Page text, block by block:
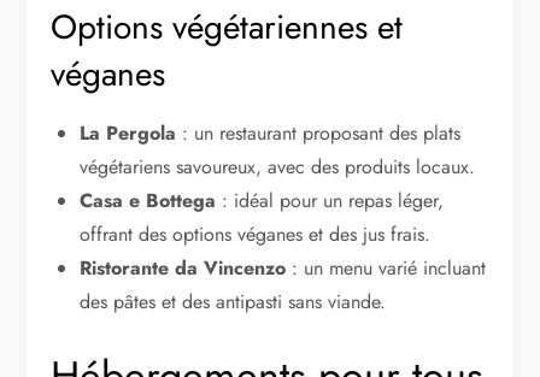
Options végétariennes et
véganes
La Pergola : un restaurant proposant des plats
végétariens savoureux, avec des produits locaux.
Casa e Bottega : idéal pour un repas léger,
offrant des options véganes et des jus frais.
Ristorante da Vincenzo : un menu varié incluant
des pâtes et des antipasti sans viande.